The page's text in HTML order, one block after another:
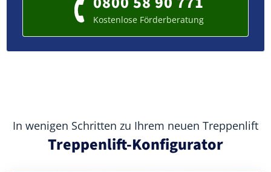
Kostenlose Förderberatung
In wenigen Schritten zu Ihrem neuen Treppenlift
Treppenlift-Konfigurator